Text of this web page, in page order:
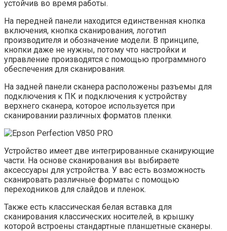
устойчив во время работы.
На передней панели находится единственная кнопка
включения, кнопка сканирования, логотип
производителя и обозначение модели. В принципе,
кнопки даже не нужны, потому что настройки и
управление производятся с помощью программного
обеспечения для сканирования.
На задней панели сканера расположены разъемы для
подключения к ПК и подключения к устройству
верхнего сканера, которое используется при
сканировании различных форматов пленки.
Устройство имеет две интегрированные сканирующие
части. На основе сканирования вы выбираете
аксессуары для устройства. У вас есть возможность
сканировать различные форматы с помощью
переходников для слайдов и пленок.
Также есть классическая белая вставка для
сканирования классических носителей, в крышку
которой встроены стандартные планшетные сканеры.